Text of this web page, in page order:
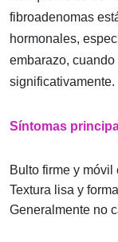
fibroadenomas
hormonales,
embarazo,
significativamente.
Síntomas
Bulto firme y móvil
Textura lisa y
Generalmente no